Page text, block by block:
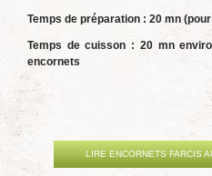
Temps de préparation : 20 mn
Temps de cuisson : 20 mn
encornets
LIRE ENCORNETS FARCIS